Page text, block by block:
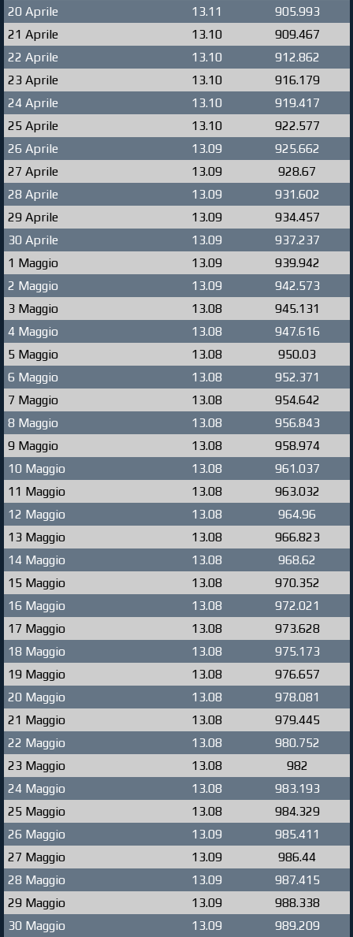
20 Aprile
13.11
905.993
21 Aprile
13.10
909.467
22 Aprile
13.10
912.862
23 Aprile
13.10
916.179
24 Aprile
13.10
919.417
25 Aprile
13.10
922.577
26 Aprile
13.09
925.662
27 Aprile
13.09
928.67
28 Aprile
13.09
931.602
29 Aprile
13.09
934.457
30 Aprile
13.09
937.237
1 Maggio
13.09
939.942
2 Maggio
13.09
942.573
3 Maggio
13.08
945.131
4 Maggio
13.08
947.616
5 Maggio
13.08
950.03
6 Maggio
13.08
952.371
7 Maggio
13.08
954.642
8 Maggio
13.08
956.843
9 Maggio
13.08
958.974
10 Maggio
13.08
961.037
11 Maggio
13.08
963.032
12 Maggio
13.08
964.96
13 Maggio
13.08
966.823
14 Maggio
13.08
968.62
15 Maggio
13.08
970.352
16 Maggio
13.08
972.021
17 Maggio
13.08
973.628
18 Maggio
13.08
975.173
19 Maggio
13.08
976.657
20 Maggio
13.08
978.081
21 Maggio
13.08
979.445
22 Maggio
13.08
980.752
23 Maggio
13.08
982
24 Maggio
13.08
983.193
25 Maggio
13.08
984.329
26 Maggio
13.09
985.411
27 Maggio
13.09
986.44
28 Maggio
13.09
987.415
29 Maggio
13.09
988.338
30 Maggio
13.09 989.209